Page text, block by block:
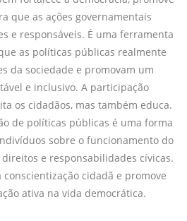
que as ações governamentais
e responsáveis. É uma ferramenta
as políticas públicas realmente
da sociedade e promovam um
e inclusivo. A participação
os cidadãos, mas também educa.
de políticas públicas é uma forma
sobre o funcionamento do
e responsabilidades cívicas.
cidadã e promove
ativa na vida democrática.